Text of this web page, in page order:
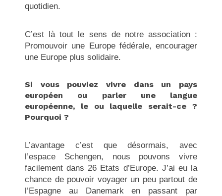
quotidien.
C’est là tout le sens de notre association :
Promouvoir une Europe fédérale, encourager
une Europe plus solidaire.
Si vous pouviez vivre dans un pays
européen ou parler une langue
européenne, le ou laquelle serait-ce ?
Pourquoi ?
L’avantage c’est que désormais, avec
l’espace Schengen, nous pouvons vivre
facilement dans 26 Etats d’Europe. J’ai eu la
chance de pouvoir voyager un peu partout de
l’Espagne au Danemark en passant par